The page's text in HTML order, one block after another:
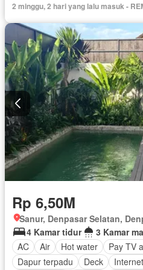
2 minggu, 2 hari yang lalu masuk -
Rp 6,50M
Sanur, Denpasar Selatan,
4 Kamar tidur
3 Kamar
AC
Air Hot water Pay TV
Dapur terpadu
Deck Internet